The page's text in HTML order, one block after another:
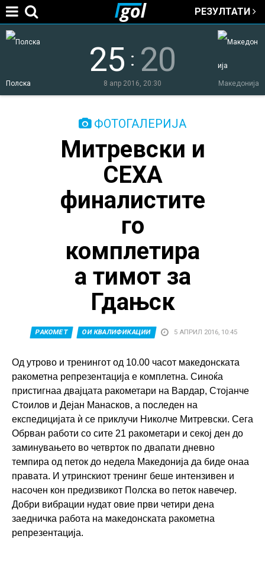
РЕЗУЛТАТИ
Полска Македонија
25 : 20
8 апр 2016, 20:30
ФОТОГАЛЕРИЈА
Митревски и
СЕХА
финалистите
го
комплетира
а тимот за
Гдањск
РАКОМЕТ ОИ КВАЛИФИКАЦИИ 5 АПРИЛ 2016, 10:45
Од утрово и тренингот од 10.00 часот македонската
ракометна репрезентација е комплетна. Синоќа
пристигнаа двајцата ракометари на Вардар, Стојанче
Стоилов и Дејан Манасков, а последен на
експедицијата ѝ се приклучи Николче Митревски. Сега
Обрван работи со сите 21 ракометари и секој ден до
заминувањето во четврток по двапати дневно
темпира од петок до недела Македонија да биде онаа
правата. И утринскиот тренинг беше интензивен и
насочен кон предизвикот Полска во петок навечер.
Добри вибрации нудат овие први четири дена
заедничка работа на македонската ракометна
репрезентација.